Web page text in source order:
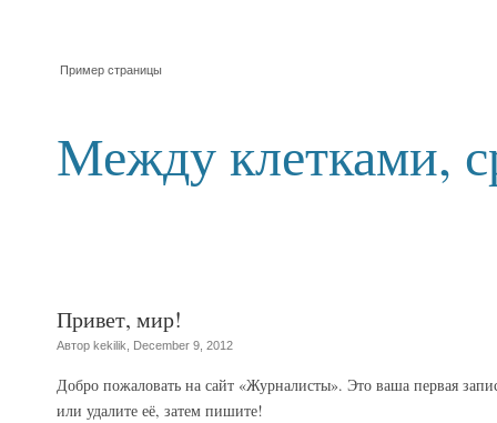
Пример страницы
Между клетками,
Привет, мир!
Автор kekilik, December 9, 2012
Добро пожаловать на сайт «Журналисты». Это ваша первая
или удалите её, затем пишите!